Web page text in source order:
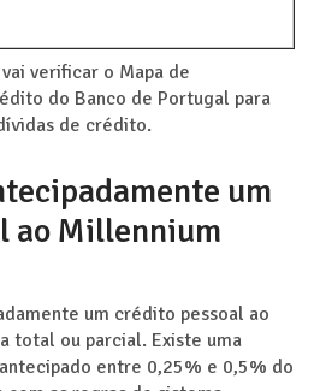
verificar o Mapa de
do Banco de Portugal para
de crédito.
um
ao Millennium
um crédito pessoal ao
total ou parcial. Existe uma
entre 0,25% e 0,5% do